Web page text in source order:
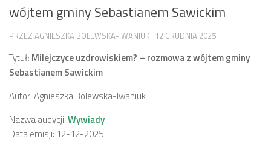
wójtem gminy Sebastianem Sawickim
PRZEZ AGNIESZKA BOLEWSKA-IWANIUK · 12 GRUDNIA 2025
Tytuł: Milejczyce uzdrowiskiem? – rozmowa z wójtem gminy
Sebastianem Sawickim
Autor: Agnieszka Bolewska-Iwaniuk
Nazwa audycji:Wywiady
Data emisji: 12-12-2025